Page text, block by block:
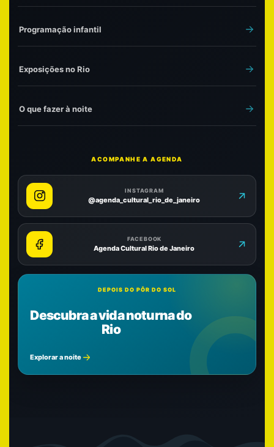
Programação infantil
Exposições no Rio
O que fazer à noite
ACOMPANHE A AGENDA
INSTAGRAM
@agenda_cultural_rio_de_janeiro
FACEBOOK
Agenda Cultural Rio de Janeiro
DEPOIS DO PÔR DO SOL
Descubra a vida noturna do
Rio
Explorar a noite